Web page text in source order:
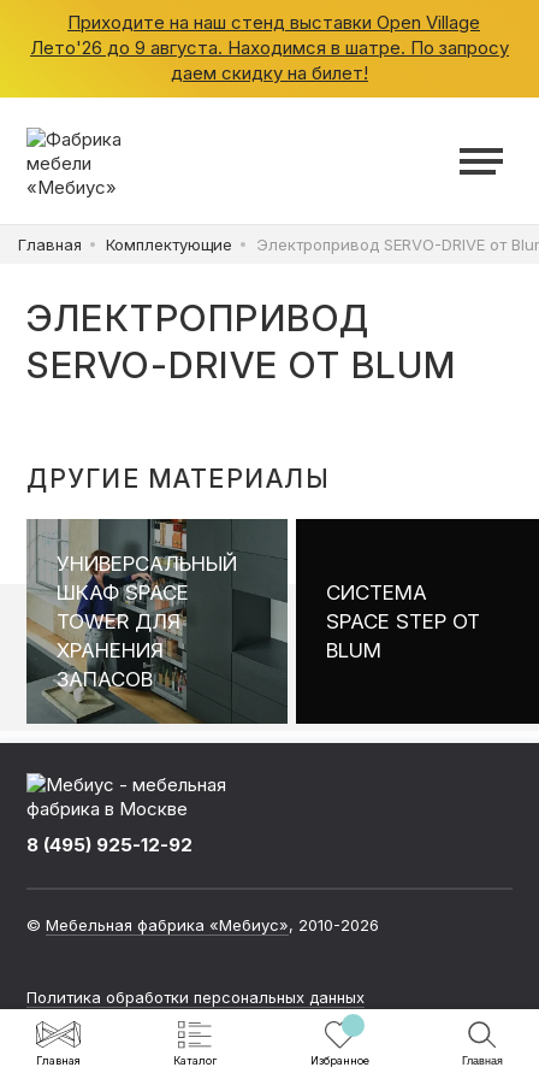
Приходите на наш стенд выставки Open Village
Лето'26 до 9 августа. Находимся в шатре. По запросу
даем скидку на билет!
Главная Комплектующие Электропривод SERVO-DRIVE от
ЭЛЕКТРОПРИВОД
SERVO-DRIVE ОТ BLUM
ДРУГИЕ МАТЕРИАЛЫ
УНИВЕРСАЛЬНЫЙ
ШКАФ SPACE
TOWER ДЛЯ
ХРАНЕНИЯ
ЗАПАСОВ
СИСТЕМА
SPACE STEP ОТ
BLUM
8 (495) 925-12-92
©Мебельная фабрика «Мебиус», 2010-2026
Политика обработки персональных данных
ШКАФЫ
КУХНИ
ГАРДЕРОБНЫЕ
ДЕТСКИЕ
КОНТАКТЫ
КАТАЛОГ МЕБЕЛИ
О ФАБРИКЕ
НАШЕ ПРОИЗВОДСТВО
ПОРТФОЛИО
ГАРАНТИИ
Главная Каталог Избранное Главная